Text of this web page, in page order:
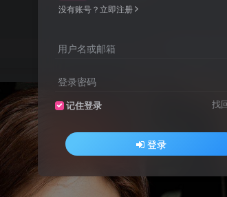
您当前未登录！
没有账号？立即注册
用户名或邮箱
登录密码
记住登录 找
登录